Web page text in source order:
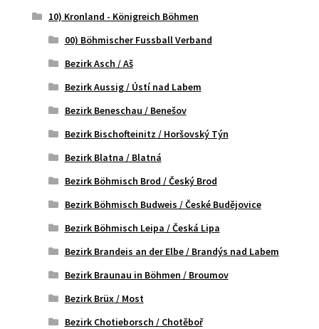
10) Kronland - Königreich Böhmen
00) Böhmischer Fussball Verband
Bezirk Asch / Aš
Bezirk Aussig / Ústí nad Labem
Bezirk Beneschau / Benešov
Bezirk Bischofteinitz / Horšovský Týn
Bezirk Blatna / Blatná
Bezirk Böhmisch Brod / Český Brod
Bezirk Böhmisch Budweis / České Budějovice
Bezirk Böhmisch Leipa / Česká Lipa
Bezirk Brandeis an der Elbe / Brandýs nad Labem
Bezirk Braunau in Böhmen / Broumov
Bezirk Brüx / Most
Bezirk Chotieborsch / Chotěboř